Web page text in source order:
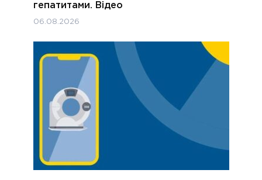
гепатитами. Відео
06.08.2026